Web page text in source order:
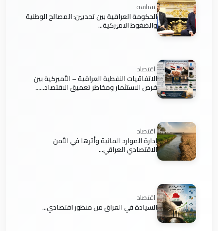
سياسة
الحكومة العراقية بين تحديين: المصالح الوطنية
والضغوط الاميركية...
اقتصاد
الاتفاقيات النفطية العراقية – الأميركية بين
فرص الاستثمار ومخاطر تعميق الاقتصاد......
اقتصاد
إدارة الموارد المائية وأثرها في الأمن
الاقتصادي العراقي...
اقتصاد
السيادة في العراق من منظور اقتصادي...